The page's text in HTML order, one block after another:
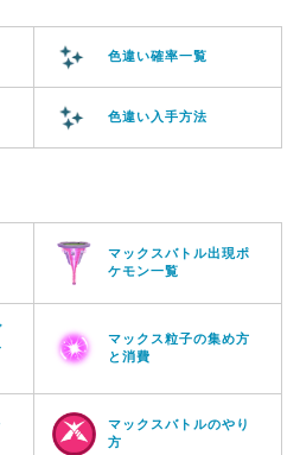
色違い確率一覧
色違い入手方法
マックスバトル出現ポ
ケモン一覧
マックス粒子の集め方
と消費
マックスバトルのやり
方